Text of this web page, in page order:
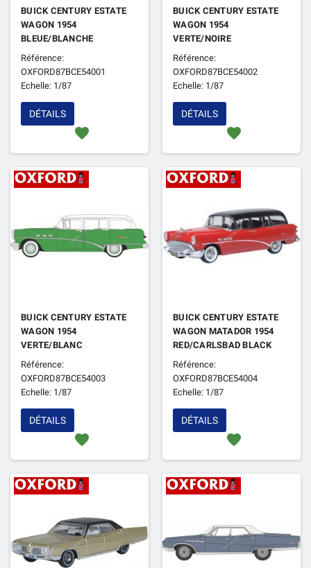
BUICK CENTURY ESTATE
WAGON 1954
BLEUE/BLANCHE
Référence:
OXFORD87BCE54001
Echelle: 1/87
favorite
DÉTAILS
BUICK CENTURY ESTATE
WAGON 1954
VERTE/NOIRE
Référence:
OXFORD87BCE54002
Echelle: 1/87
favorite
DÉTAILS
BUICK CENTURY ESTATE
WAGON 1954
VERTE/BLANC
Référence:
OXFORD87BCE54003
Echelle: 1/87
favorite
DÉTAILS
BUICK CENTURY ESTATE
WAGON MATADOR 1954
RED/CARLSBAD BLACK
Référence:
OXFORD87BCE54004
Echelle: 1/87
favorite
DÉTAILS